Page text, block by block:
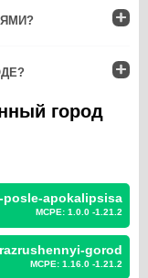
город
posle-apokalipsisa
MCPE: 1.0.0 -1.21.2
razrushennyi-gorod
MCPE: 1.16.0 -1.21.2